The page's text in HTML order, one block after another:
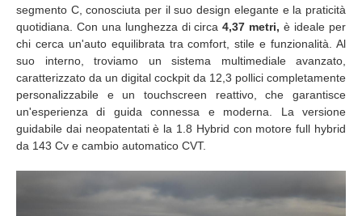
segmento C, conosciuta per il suo design elegante e la praticità
quotidiana. Con una lunghezza di circa 4,37 metri,è ideale per
chi cerca un'auto equilibrata tra comfort, stile e funzionalità. Al
suo interno, troviamo un sistema multimediale avanzato,
caratterizzato da un digital cockpit da 12,3 pollici completamente
personalizzabile e un touchscreen reattivo, che garantisce
un'esperienza di guida connessa e moderna. La versione
guidabile dai neopatentati è la 1.8 Hybrid con motore full hybrid
da 143 Cv e cambio automatico CVT.